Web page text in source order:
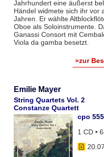
Jahrhundert eine äußerst
Händel widmete sich ihr vor
Jahren. Er wählte
Oboe als Soloinstrumente.
Ganassi Consort mit
Viola da gamba besetzt.
»zur
Emilie Mayer
String Quartets Vol. 2
Constanze Quartett
cpo
1 CD •